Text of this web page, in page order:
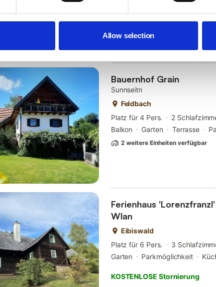
Allow selection
KOSTENLOSE Stornierung
10
Fantastisch
10 Hervorragende Lage
Bauernhof Grain
Sunnseitn
Feldbach
Platz für 4 Pers.
2
Balkon
Garten Terrasse
2 weitere Einheiten verfügbar
Ferienhaus
Wlan
Eibiswald
Platz für 6 Pers.
3
Garten
Parkmöglichkeit
KOSTENLOSE Stornierung